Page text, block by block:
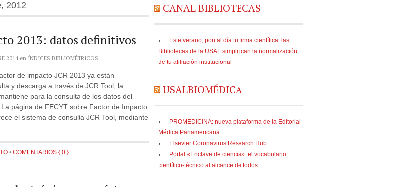
2012
2013: datos definitivos
2014 en ÍNDICES BIBLIOMÉTRICOS
de impacto JCR 2013 ya están
y descarga a través de JCR Tool, la
para la consulta de los datos del
página de FECYT sobre Factor de Impacto
el sistema de consulta JCR Tool, mediante
• COMENTARIOS { 0 }
CANAL BIBLIOTECAS
Este verano, pon al día tu firma científica: las
Bibliotecas de la USAL simplifican la normalización
de tu afiliación institucional
USALBIOMÉDICA
PROMEDICINA: nueva plataforma de la Editorial
Médica Panamericana
Elsevier Coronavirus Research Hub
Portal «Enclave de ciencia»: el vocabulario
científico-técnico al alcance de todos